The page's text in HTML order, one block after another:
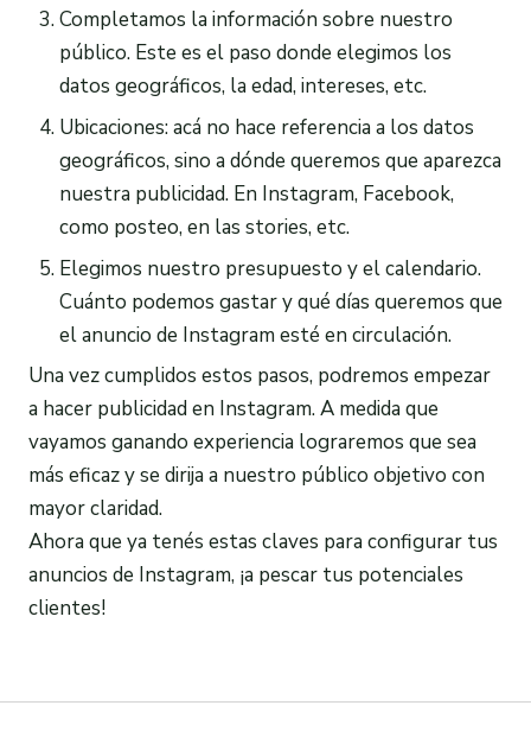
Completamos la información sobre nuestro
público. Este es el paso donde elegimos los
datos geográficos, la edad, intereses, etc.
Ubicaciones: acá no hace referencia a los datos
geográficos, sino a dónde queremos que aparezca
nuestra publicidad. En Instagram, Facebook,
como posteo, en las stories, etc.
Elegimos nuestro presupuesto y el calendario.
Cuánto podemos gastar y qué días queremos que
el anuncio de Instagram esté en circulación.
Una vez cumplidos estos pasos, podremos empezar
a hacer publicidad en Instagram. A medida que
vayamos ganando experiencia lograremos que sea
más eficaz y se dirija a nuestro público objetivo con
mayor claridad.
Ahora que ya tenés estas claves para configurar tus
anuncios de Instagram, ¡a pescar tus potenciales
clientes!